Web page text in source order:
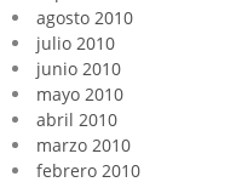
agosto 2010
julio 2010
junio 2010
mayo 2010
abril 2010
marzo 2010
febrero 2010